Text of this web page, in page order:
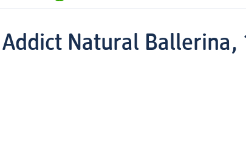
Natural Ballerina,